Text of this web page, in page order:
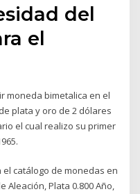
del
el
moneda bimetalica en el
plata y oro de 2 dólares
el cual realizo su primer
el catálogo de monedas en
Aleación, Plata 0.800 Año,